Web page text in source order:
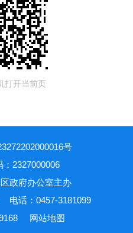
打开当前页
号
2327000006
政府办公室主办
电话：0457-3181099
网站地图